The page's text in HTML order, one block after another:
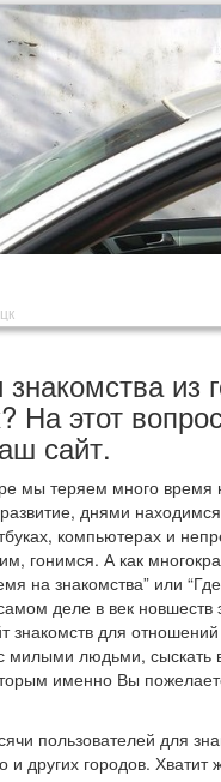
знакомства из
На этот
сайт.
мы теряем много время
днями
компьютерах и
гонимся. А как
на знакомства” или
деле в век новшеств
знакомств для
милыми людьми, сыскать
именно Вы
пользователей для
и других городов. Хватит